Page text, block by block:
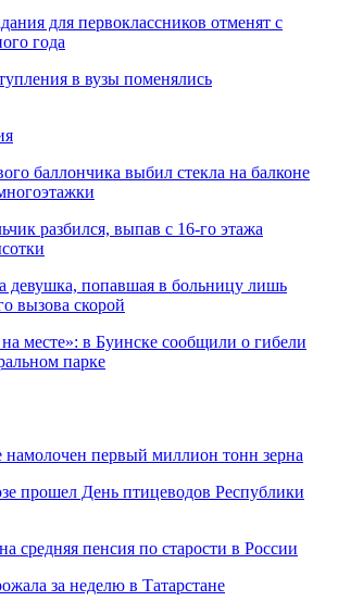
для первоклассников отменят с
года
в вузы поменялись
баллончика выбил стекла на балконе
разбился, выпав с 16-го этажа
девушка, попавшая в больницу лишь
вызова скорой
месте»: в Буинске сообщили о гибели
парке
намолочен первый миллион тонн зерна
прошел День птицеводов Республики
средняя пенсия по старости в России
за неделю в Татарстане